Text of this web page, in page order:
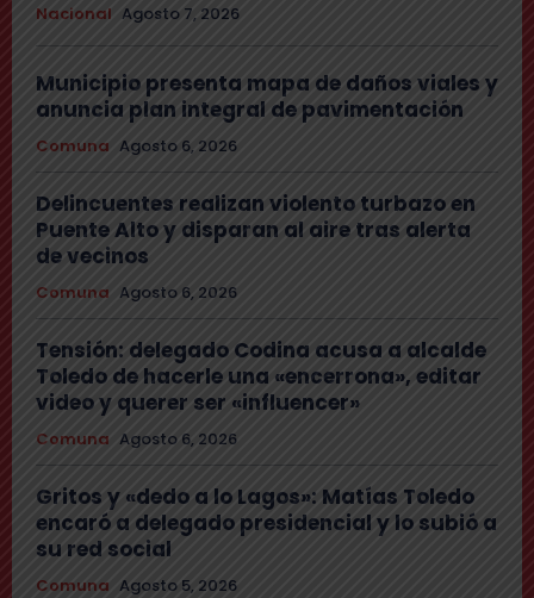
Nacional Agosto 7, 2026
Municipio presenta mapa de daños viales y
anuncia plan integral de pavimentación
Comuna Agosto 6, 2026
Delincuentes realizan violento turbazo en
Puente Alto y disparan al aire tras alerta
de vecinos
Comuna Agosto 6, 2026
Tensión: delegado Codina acusa a alcalde
Toledo de hacerle una «encerrona», editar
video y querer ser «influencer»
Comuna Agosto 6, 2026
Gritos y «dedo a lo Lagos»: Matías Toledo
encaró a delegado presidencial y lo subió a
su red social
Comuna Agosto 5, 2026